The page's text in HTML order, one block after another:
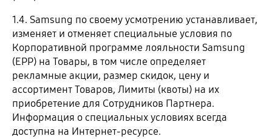
1.4. Samsung по своему усмотрению устанавливает,
изменяет и отменяет специальные условия по
Корпоративной программе лояльности Samsung
(EPP) на Товары, в том числе определяет
рекламные акции, размер скидок, цену и
ассортимент Товаров, Лимиты (квоты) на их
приобретение для Сотрудников Партнера.
Информация о специальных условиях всегда
доступна на Интернет-ресурсе.